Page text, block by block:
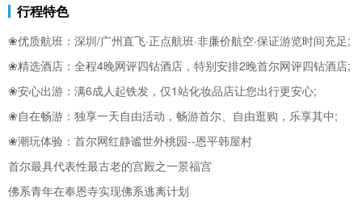
行程特色
❀优质航班： 深圳/广州直飞·正点航班·非廉价航空·保证游览时间充足;
❀精选酒店：全程4晚网评四钻酒店，特别安排2晚首尔网评四钻酒店;
❀安心出游：满6成人起铁发，仅1站化妆品店让您出行更安心;
❀自在畅游：独享一天自由活动，畅游首尔、自由逛购，乐享其中;
❀潮玩体验：首尔网红静谧世外桃园--恩平韩屋村
首尔最具代表性最古老的宫殿之一景福宫
佛系青年在奉恩寺实现佛系逃离计划